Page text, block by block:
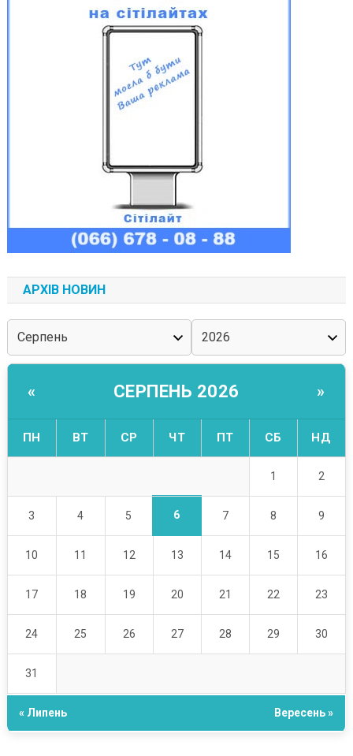
АРХІВ НОВИН
« СЕРПЕНЬ 2026 »
ПН ВТ СР ЧТ ПТ СБ НД
1 2
3 4 5 6 7 8 9
10 11 12 13 14 15 16
17 18 19 20 21 22 23
24 25 26 27 28 29 30
31
« Липень Вересень »